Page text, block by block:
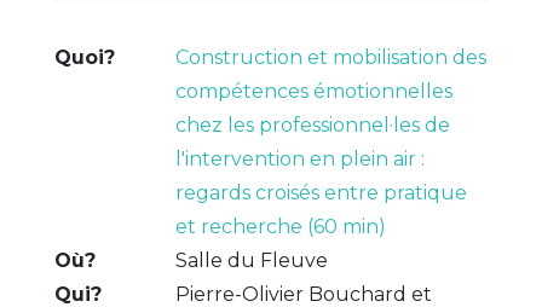
Construction et mobilisation des
compétences émotionnelles
chez les professionnel·les de
l'intervention en plein air :
regards croisés entre pratique
et recherche (60 min)
Salle du Fleuve
Pierre-Olivier Bouchard et